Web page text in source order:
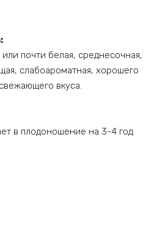
почти белая, среднесочная,
слабоароматная, хорошего
вкуса.
в плодоношение на 3-4 год